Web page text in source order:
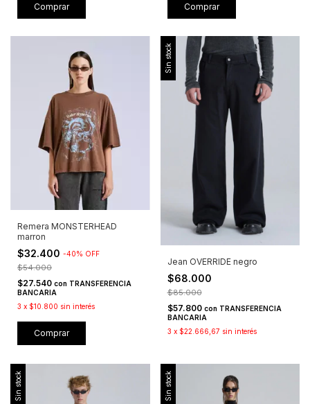
Comprar Comprar
Remera MONSTERHEAD
marron
$32.400 -40% OFF
$54.000
$27.540 con TRANSFERENCIA
BANCARIA
3 x $10.800 sin interés
Comprar
Sin stock
Jean OVERRIDE negro
$68.000
$85.000
$57.800 con TRANSFERENCIA
BANCARIA
3 x $22.666,67 sin interés
Sin stock Sin stock